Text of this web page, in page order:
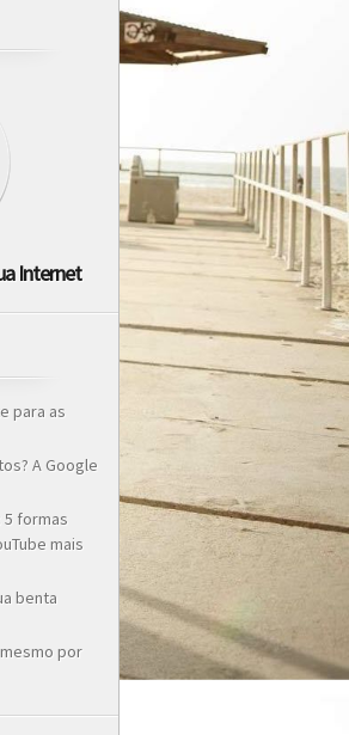
Internet
para as
A Google
5 formas
mais
benta
mesmo por